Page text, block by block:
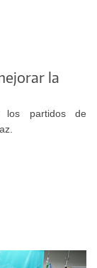
la
los partidos de